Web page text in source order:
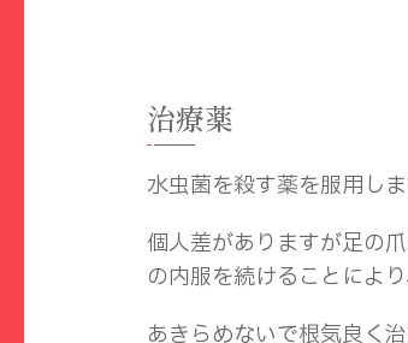
治療薬
水虫菌を殺す薬を服用し
個人差がありますが足の
の内服を続けることによ
あきらめないで根気良く治